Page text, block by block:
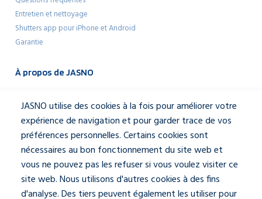
Entretien et nettoyage
Shutters app pour iPhone et Android
Garantie
À propos de JASNO
Mediakit
À propos de JASNO
Notre équipe
Contactez-nous
Social
JASNO utilise des cookies à la fois pour améliorer votre
expérience de navigation et pour garder trace de vos
préférences personnelles. Certains cookies sont
nécessaires au bon fonctionnement du site web et
vous ne pouvez pas les refuser si vous voulez visiter ce
site web. Nous utilisons d'autres cookies à des fins
d'analyse. Des tiers peuvent également les utiliser pour